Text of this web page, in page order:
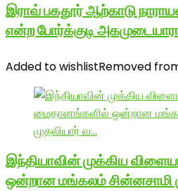
இராவ் பகதூர் ஆற்காடு
என்ற போர்க்குடி
Added to wishlistRemoved
இந்தியாவின் முக்கிய
ஒன்றான மங்கலம் சின்னசாமி